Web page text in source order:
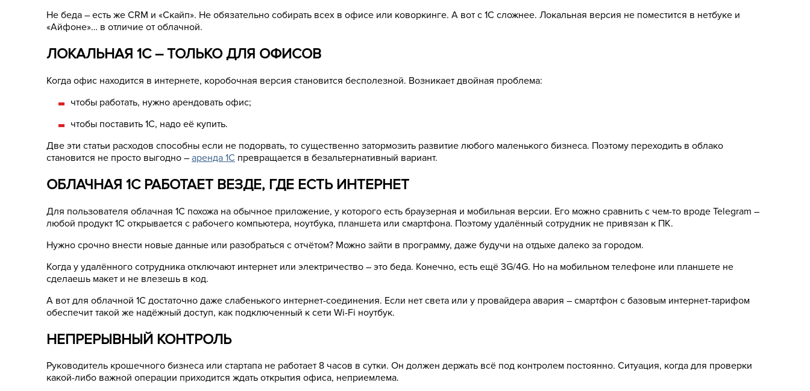
Не беда – есть же CRM и «Скайп». Не обязательно собирать всех в офисе или коворкинге. А вот с 1С сложнее. Локальная версия не поместится в нетбуке и
«Айфоне»… в отличие от облачной.
ЛОКАЛЬНАЯ 1С – ТОЛЬКО ДЛЯ ОФИСОВ
Когда офис находится в интернете, коробочная версия становится бесполезной. Возникает двойная проблема:
чтобы работать, нужно арендовать офис;
чтобы поставить 1С, надо её купить.
Две эти статьи расходов способны если не подорвать, то существенно затормозить развитие любого маленького бизнеса. Поэтому переходить в облако
становится не просто выгодно – аренда 1С превращается в безальтернативный вариант.
ОБЛАЧНАЯ 1С РАБОТАЕТ ВЕЗДЕ, ГДЕ ЕСТЬ ИНТЕРНЕТ
Для пользователя облачная 1С похожа на обычное приложение, у которого есть браузерная и мобильная версии. Его можно сравнить с чем-то вроде Telegram –
любой продукт 1С открывается с рабочего компьютера, ноутбука, планшета или смартфона. Поэтому удалённый сотрудник не привязан к ПК.
Нужно срочно внести новые данные или разобраться с отчётом? Можно зайти в программу, даже будучи на отдыхе далеко за городом.
Когда у удалённого сотрудника отключают интернет или электричество – это беда. Конечно, есть ещё 3G/4G. Но на мобильном телефоне или планшете не
сделаешь макет и не влезешь в код.
А вот для облачной 1С достаточно даже слабенького интернет-соединения. Если нет света или у провайдера авария – смартфон с базовым интернет-тарифом
обеспечит такой же надёжный доступ, как подключенный к сети Wi-Fi ноутбук.
НЕПРЕРЫВНЫЙ КОНТРОЛЬ
Руководитель крошечного бизнеса или стартапа не работает 8 часов в сутки. Он должен держать всё под контролем постоянно. Ситуация, когда для проверки
какой-либо важной операции приходится ждать открытия офиса, неприемлема.